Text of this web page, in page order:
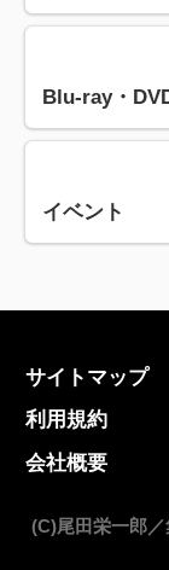
Blu-ray・
イベント
サイトマップ
利用規約
会社概要
(C)尾田栄一郎